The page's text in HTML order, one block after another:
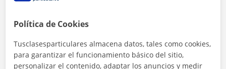
Tarifa
Política de Cookies
Tusclasesparticulares almacena datos, tales como cookies,
para garantizar el funcionamiento básico del sitio,
personalizar el contenido, adaptar los anuncios y medir